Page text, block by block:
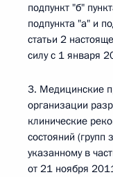
подпункт "б"
подпункта "а" и
статьи 2
силу с 1 января
3. Медицинские
организации
клинические
состояний (групп
указанному в
от 21 ноября